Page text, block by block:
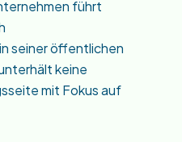
führt
seiner öffentlichen
keine
mit Fokus auf